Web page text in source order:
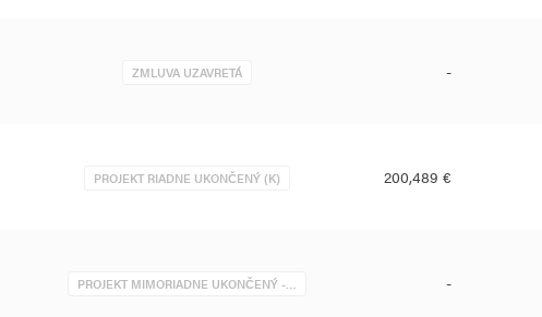
ZMLUVA UZAVRETÁ -
PROJEKT RIADNE UKONČENÝ (K) 200,489 €
PROJEKT MIMORIADNE UKONČENÝ -… -